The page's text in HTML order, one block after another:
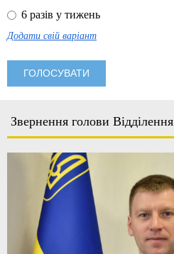
6 разів у тижень
Додати свій варіант
Звернення голови Відділення